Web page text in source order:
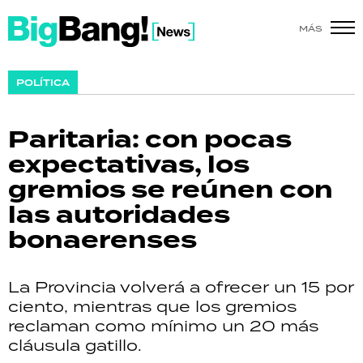
MÁS
POLÍTICA
Paritaria: con pocas
expectativas, los
gremios se reúnen con
las autoridades
bonaerenses
La Provincia volverá a ofrecer un 15 por
ciento, mientras que los gremios
reclaman como mínimo un 20 más
cláusula gatillo.
SHOW
ACTUALIDAD
POLICIALES
ECONOMÍA
SALUD
DEPORTES